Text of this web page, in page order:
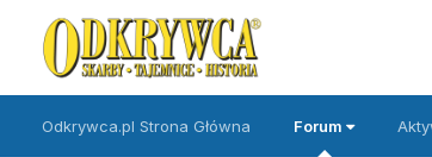
Odkrywca.pl Strona Główna Forum